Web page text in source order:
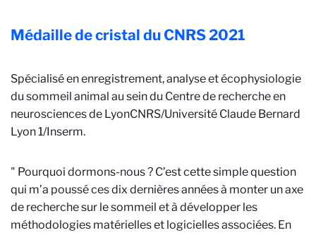
Médaille de cristal du CNRS2021
Spécialisé en enregistrement, analyse et écophysiologie
du sommeil animal au sein du Centre de recherche en
neurosciences de LyonCNRS/Université Claude Bernard
Lyon 1/Inserm.
" Pourquoi dormons-nous ? C’est cette simple question
qui m’a poussé ces dix dernières années à monter un axe
de recherche sur le sommeil et à développer les
méthodologies matérielles et logicielles associées. En